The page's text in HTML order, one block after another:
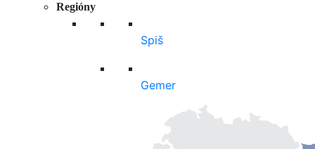
Regióny
Spiš
Gemer